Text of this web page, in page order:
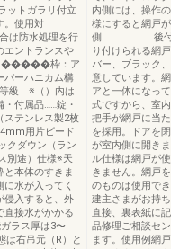
トガラリ付立
。使用対
は防水処理を行
エントランスや
質 �����枠：ア
パーハニカム構
級 ※（）内は
・付属品……錠・
ステンレス製2枚
用片ビード
クダウン（ラン
別途）仕様※天
本体のすきま
水が入ってく
侵入すると、外
直接水がかかる
ラス厚は3〜
は右吊元（R）と
内側には、操作
様にすると網戸
側 後付できる
り付けられる網
バー、ブラック
意しています。
アと一体になっ
式ですから、室
把手が網戸に当
を採用。ドアを
が室内側に開き
ル仕様は網戸が
きません。網戸
のものは使用で
建主さまがお持
直接、裏表紙に
品修理ご相談セ
ます。使用例網